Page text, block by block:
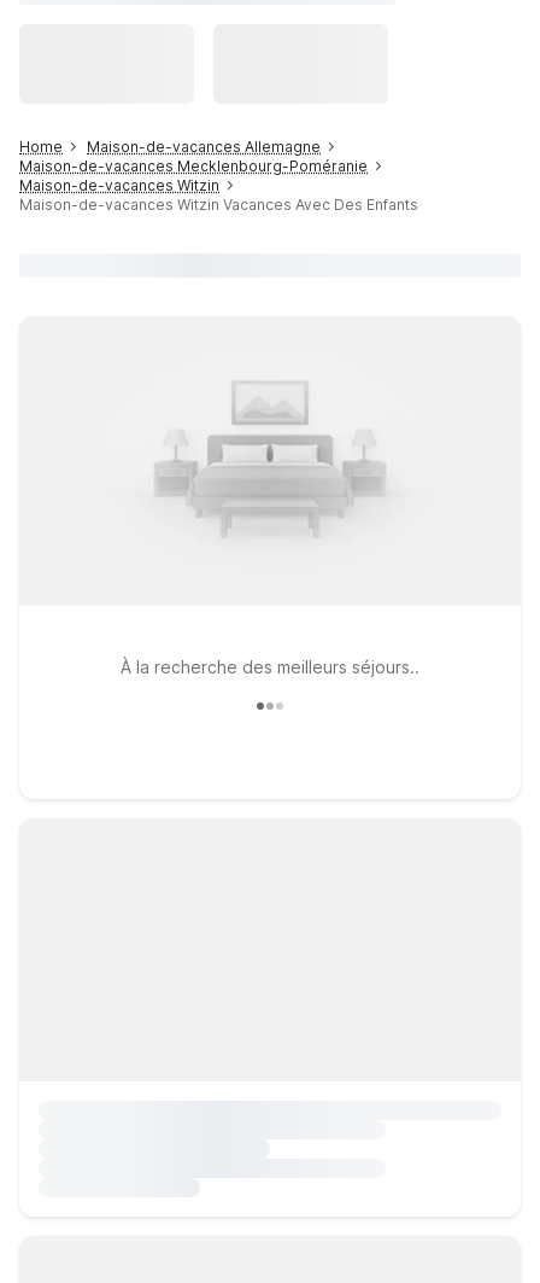
Home
Maison-de-vacances Allemagne
Maison-de-vacances Mecklenbourg-Poméranie
Maison-de-vacances Witzin
Maison-de-vacances Witzin Vacances Avec Des Enfants
À la recherche des meilleurs séjours..